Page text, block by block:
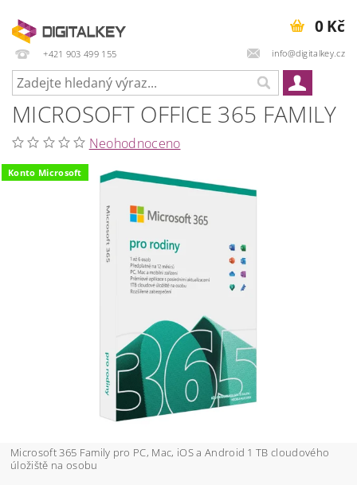
+421 903 499 155 info@digitalkey.cz
0 Kč
MICROSOFT OFFICE 365 FAMILY
Neohodnoceno
Konto Microsoft
Microsoft 365 Family pro PC, Mac, iOS a Android 1 TB cloudového
úložiště na osobu